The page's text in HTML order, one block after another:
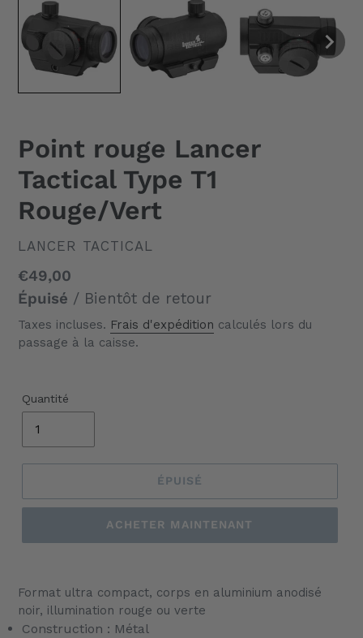
Point rouge Lancer
Tactical Type T1
Rouge/Vert
DISTRIBUTEUR
LANCER TACTICAL
Prix
normal
€49,00
Épuisé / Bientôt de retour
Taxes incluses. Frais d'expédition calculés lors du
passage à la caisse.
Quantité
ÉPUISÉ
ACHETER MAINTENANT
produit
Format ultra compact, corps en aluminium anodisé
noir, illumination rouge ou verte
Construction : Métal